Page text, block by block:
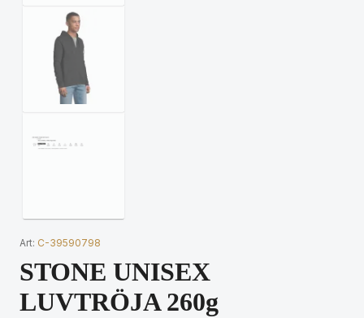
Art: C-39590798
STONE UNISEX
LUVTRÖJA 260g